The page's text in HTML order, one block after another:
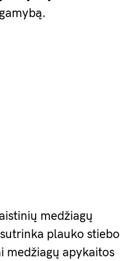
medžiagų
plauko stiebo
medžiagų apykaitos